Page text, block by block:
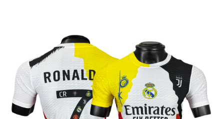
môžete
vybrať
na
stránke
produktu.